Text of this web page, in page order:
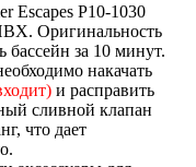
Escapes Р10-1030
Оригинальность
бассейн за 10 минут.
накачать
и расправить
сливной клапан
что дает